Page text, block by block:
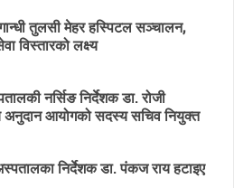
गान्धी तुलसी मेहर हस्पिटल सञ्चालन,
विस्तारको लक्ष्य
नर्सिङ निर्देशक डा. रोजी
अनुदान आयोगको सदस्य सचिव नियुक्त
निर्देशक डा. पंकज राय हटाइए